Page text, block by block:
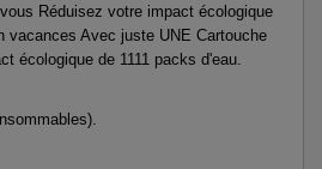
Réduisez votre impact écologique
vacances Avec juste UNE Cartouche
écologique de 1111 packs d'eau.